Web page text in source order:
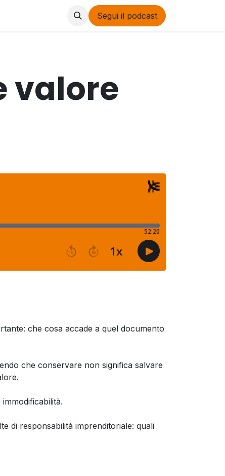
Segui il podcast
valore
che cosa accade a quel documento
che conservare non significa salvare
di responsabilità imprenditoriale: quali